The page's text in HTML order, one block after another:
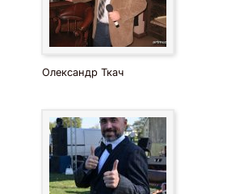
Олександр Ткач